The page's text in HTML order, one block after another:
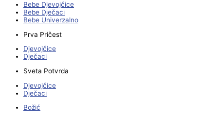
Bebe Djevojčice
Bebe Dječaci
Bebe Univerzalno
Prva Pričest
Djevojčice
Dječaci
Sveta Potvrda
Djevojčice
Dječaci
Božić